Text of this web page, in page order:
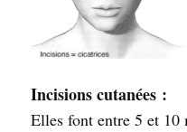
Incisions cutanées :
Elles font entre 5 et 10